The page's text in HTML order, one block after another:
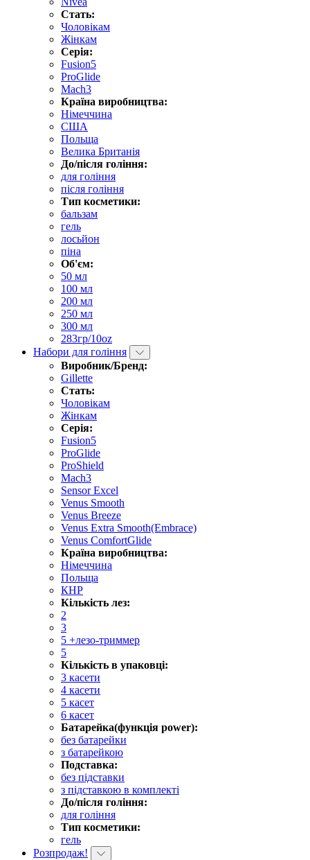
Стать:
Чоловікам
Жінкам
Серія:
Fusion5
ProGlide
Mach3
Країна виробництва:
Німеччина
США
Польща
Велика Британія
До/після гоління:
для гоління
після гоління
Тип косметики:
бальзам
гель
лосьйон
піна
Об'єм:
50 мл
100 мл
200 мл
250 мл
300 мл
283гр/10oz
Набори для гоління
Виробник/Бренд:
Gillette
Стать:
Чоловікам
Жінкам
Серія:
Fusion5
ProGlide
ProShield
Mach3
Sensor Excel
Venus Smooth
Venus Breeze
Venus Extra Smooth(Embrace)
Venus ComfortGlide
Країна виробництва:
Німеччина
Польща
КНР
Кількість лез:
2
3
5 +лезо-триммер
5
Кількість в упаковці:
3 касети
4 касети
5 касет
6 касет
Батарейка(функція power):
без батарейки
з батарейкою
Подставка:
без підставки
з підставкою в комплекті
До/після гоління:
для гоління
Тип косметики:
гель
Розпродаж!